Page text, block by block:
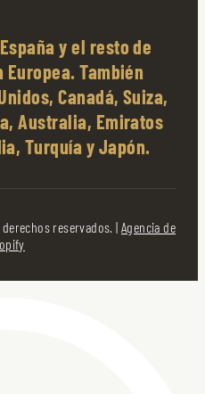
y el resto de
Europea. También
Canadá, Suiza,
Australia, Emiratos
Turquía y Japón.
derechos reservados. |Agencia de